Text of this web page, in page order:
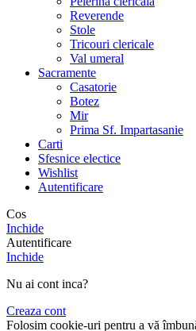
Reverende
Stole
Tricouri clericale
Val umeral
Sacramente
Casatorie
Botez
Mir
Prima Sf. Impartasanie
Carti
Sfesnice electice
Wishlist
Autentificare
Cos
Inchide
Autentificare
Inchide
Nu ai cont inca?
Creaza cont
Folosim cookie-uri pentru a vă